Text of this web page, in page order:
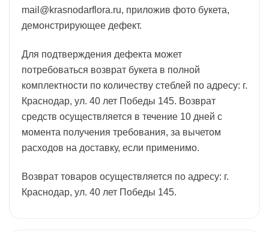
mail@krasnodarflora.ru, приложив фото букета,
демонстрирующее дефект.
Для подтверждения дефекта может
потребоваться возврат букета в полной
комплектности по количеству стеблей по адресу: г.
Краснодар, ул. 40 лет Победы 145. Возврат
средств осуществляется в течение 10 дней с
момента получения требования, за вычетом
расходов на доставку, если применимо.
Возврат товаров осуществляется по адресу: г.
Краснодар, ул. 40 лет Победы 145.